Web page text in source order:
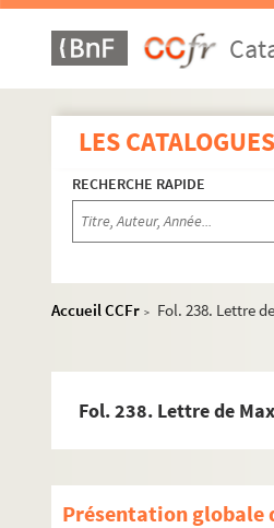
LES CATALOGUES
RECHERCHE RAPIDE
Accueil CCFr >
Fol. 238. Lettre
Fol. 238. Lettre de
Présentation globale